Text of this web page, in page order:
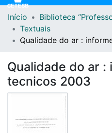
Home
Repositório
Fale Conosco
Início
Biblioteca
Textuais
Qualidade do ar :
Qualidade do ar :
tecnicos 2003